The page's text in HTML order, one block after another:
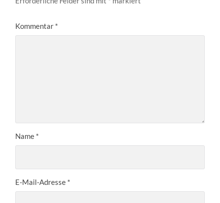
Kommentar *
Name *
E-Mail-Adresse *